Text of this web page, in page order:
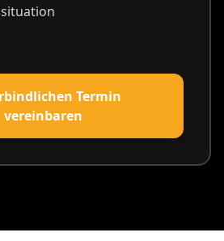
Termin
vereinbaren